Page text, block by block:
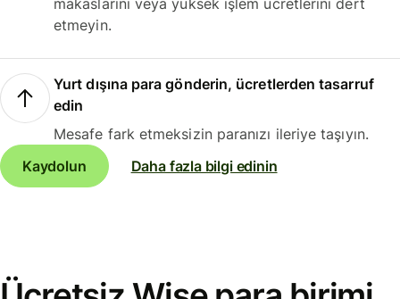
makaslarını veya yüksek işlem ücretlerini dert
etmeyin.
Yurt dışına para gönderin, ücretlerden tasarruf
edin
Mesafe fark etmeksizin paranızı ileriye taşıyın.
Kaydolun
Daha fazla bilgi edinin